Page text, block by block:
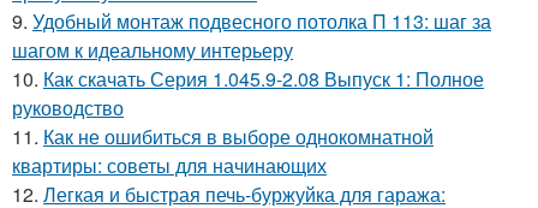
9. Удобный монтаж подвесного потолка П 113: шаг за
шагом к идеальному интерьеру
10. Как скачать Серия 1.045.9-2.08 Выпуск 1: Полное
руководство
11. Как не ошибиться в выборе однокомнатной
квартиры: советы для начинающих
12. Легкая и быстрая печь-буржуйка для гаража: